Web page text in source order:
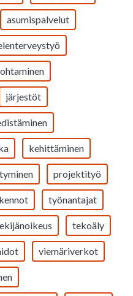
asumispalvelut
järjestöt
kehittäminen
projektityö
työnantajat
tekoäly
viemäriverkot